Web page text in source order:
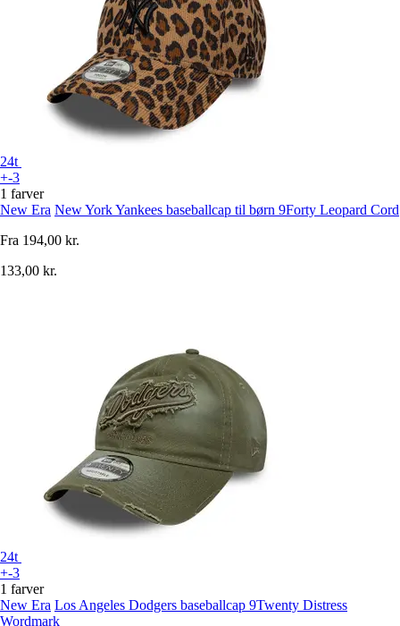
24t
+-3
1 farver
New Era New York Yankees baseballcap til børn 9Forty Leopard Cord
Fra 194,00 kr.
133,00 kr.
24t
+-3
1 farver
New Era Los Angeles Dodgers baseballcap 9Twenty Distress
Wordmark